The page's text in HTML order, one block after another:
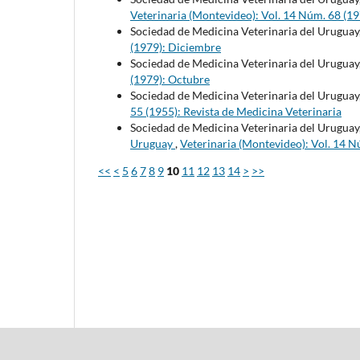
Veterinaria (Montevideo): Vol. 14 Núm. 68
Sociedad de Medicina Veterinaria del
(1979): Diciembre
Sociedad de Medicina Veterinaria del
(1979): Octubre
Sociedad de Medicina Veterinaria del
55 (1955): Revista de Medicina Veterinaria
Sociedad de Medicina Veterinaria del
Uruguay,Veterinaria (Montevideo): Vol. 14
<< < 5 678 9 10 11 12 13 14 > >>